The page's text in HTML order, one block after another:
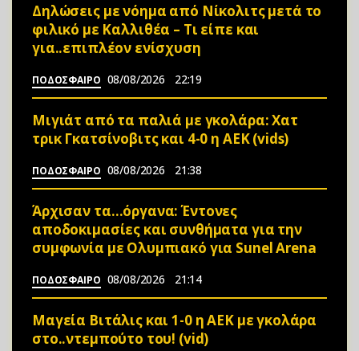
Δηλώσεις με νόημα από Νίκολιτς μετά το
φιλικό με Καλλιθέα – Τι είπε και
για..επιπλέον ενίσχυση
ΠΟΔΟΣΦΑΙΡΟ 08/08/2026 22:19
Μιγιάτ από τα παλιά με γκολάρα: Χατ
τρικ Γκατσίνοβιτς και 4-0 η ΑΕΚ (vids)
ΠΟΔΟΣΦΑΙΡΟ 08/08/2026 21:38
Άρχισαν τα…όργανα: Έντονες
αποδοκιμασίες και συνθήματα για την
συμφωνία με Ολυμπιακό για Sunel Arena
ΠΟΔΟΣΦΑΙΡΟ 08/08/2026 21:14
Μαγεία Βιτάλις και 1-0 η ΑΕΚ με γκολάρα
στο..ντεμπούτο του! (vid)